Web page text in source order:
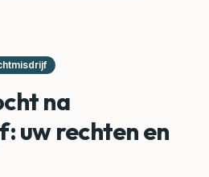
na
uw rechten en